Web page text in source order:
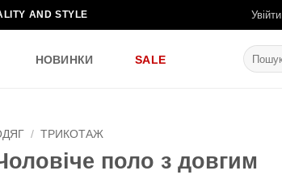
AND STYLE Увійти
НОВИНКИ SALE
Шукати:
/ ТРИКОТАЖ
поло з довгим